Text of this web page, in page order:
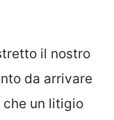
il nostro
da arrivare
un litigio